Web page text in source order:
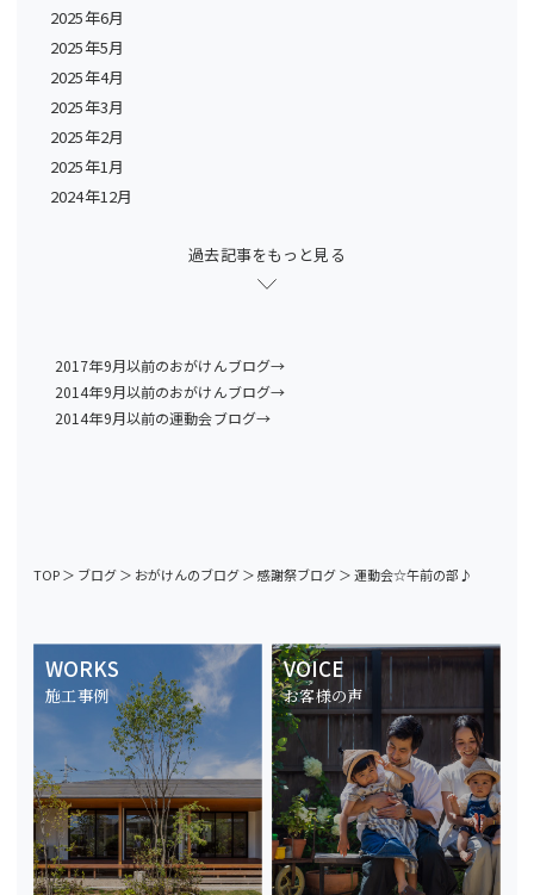
2025年6月
2025年5月
2025年4月
2025年3月
2025年2月
2025年1月
2024年12月
過去記事をもっと見る
2017年9月以前のおがけんブログ→
2014年9月以前のおがけんブログ→
2014年9月以前の運動会ブログ→
TOP＞ ブログ＞ おがけんのブログ＞感謝祭ブログ＞運動会☆午前の部♪
WORKS
施工事例
VOICE
お客様の声